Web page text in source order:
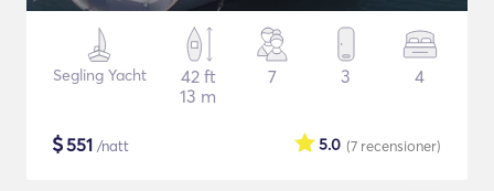
Segling Yacht
42 ft
13 m
7 3 4
$551 /natt (7 recensioner)
5.0